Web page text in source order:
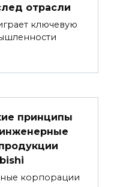
отрасли
ключевую
принципы
корпорации